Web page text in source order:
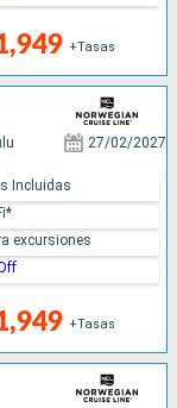
+Tasas
27/02/2027
+Tasas
Incluidas
excursiones